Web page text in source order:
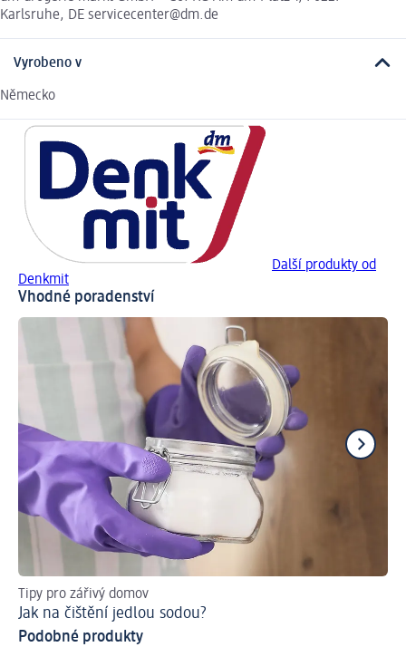
Karlsruhe, DE servicecenter@dm.de
Vyrobeno v
Německo
Další produkty od
Denkmit
Vhodné poradenství
Tipy pro zářivý domov
Jak na čištění jedlou sodou?
Podobné produkty